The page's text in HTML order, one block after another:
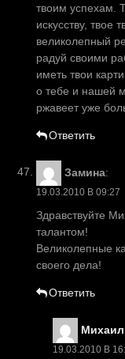
твоим успехам.
искусству, твое
великолепный
радуй своими
иметь твои
о тебе и нашей
ржавеет уже
Ответить
Замина:
19.03.2010 В 09:27
Здравствуйте
талантом!
Великолепные
своего дела!
Ответить
19.03.2010 В